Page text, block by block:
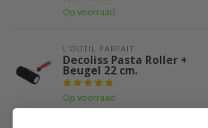
Op voorraad
L'OUTIL PARFAIT
Decoliss Pasta Roller +
Beugel 22 cm.
Op voorraad